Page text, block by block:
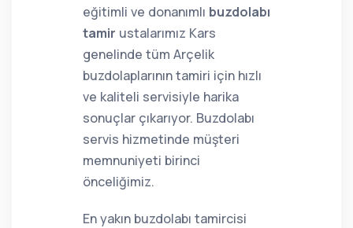
eğitimli ve donanımlı buzdolabı
tamir ustalarımız Kars
genelinde tüm Arçelik
buzdolaplarının tamiri için hızlı
ve kaliteli servisiyle harika
sonuçlar çıkarıyor. Buzdolabı
servis hizmetinde müşteri
memnuniyeti birinci
önceliğimiz.
En yakın buzdolabı tamircisi